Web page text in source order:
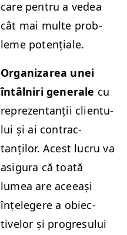
care pen­tru a vedea
cât mai multe prob­
leme potențiale.
Orga­ni­zarea unei
întâl­niri gen­erale cu
reprezen­tanții clien­tu­
lui și ai con­trac­
tanților. Acest lucru va
asigu­ra că toată
lumea are aceeași
înțelegere a obiec­
tivelor și pro­gre­su­lui